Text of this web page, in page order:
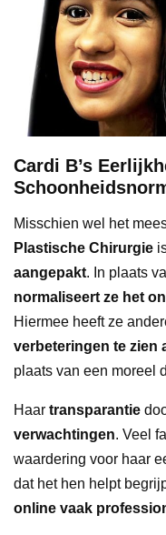
Cardi B’s
Misschien wel het
Plastische Chirurgie
aangepakt. In plaats
normaliseert ze het
Hiermee heeft ze
verbeteringen te zien
plaats van een moreel
Haar transparantie
verwachtingen. Veel
waardering voor haar
dat het hen helpt
online vaak